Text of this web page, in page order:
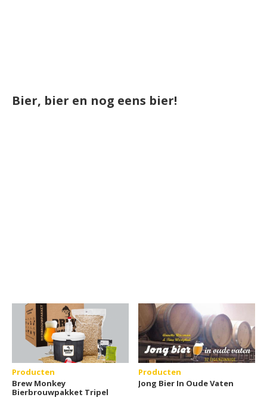
Bier, bier en nog eens bier!
Producten
Brew Monkey
Bierbrouwpakket Tripel
Producten
Jong Bier In Oude Vaten